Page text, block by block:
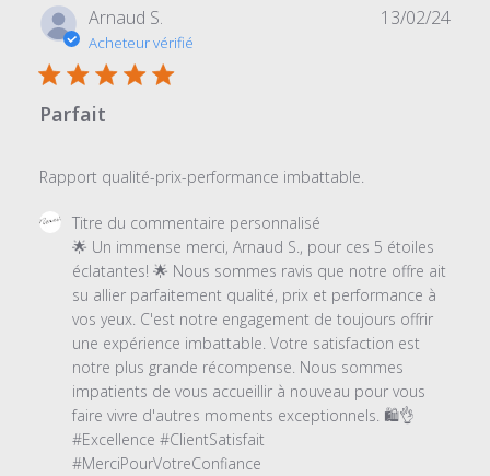
Arnaud S.
Acheteur vérifié
Parfait
Rapport qualité-prix-performance imbattable.
Commentaires
propriétaire
magasin
l'examen
Titre
commentaire
Titre du commentaire personnalisé
🌟 Un immense merci, Arnaud S., pour ces 5 étoiles
éclatantes! 🌟 Nous sommes ravis que notre offre ait
su allier parfaitement qualité, prix et performance à
vos yeux. C'est notre engagement de toujours offrir
une expérience imbattable. Votre satisfaction est
notre plus grande récompense. Nous sommes
impatients de vous accueillir à nouveau pour vous
faire vivre d'autres moments exceptionnels. 🛍️👌
#Excellence #ClientSatisfait
#MerciPourVotreConfiance
Date
13/02/24